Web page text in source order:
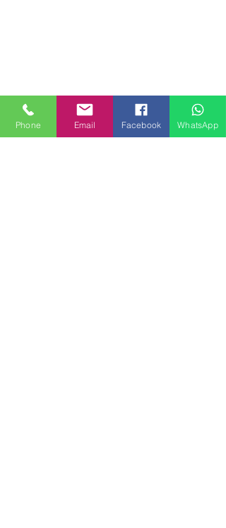
Phone Email Facebook WhatsApp